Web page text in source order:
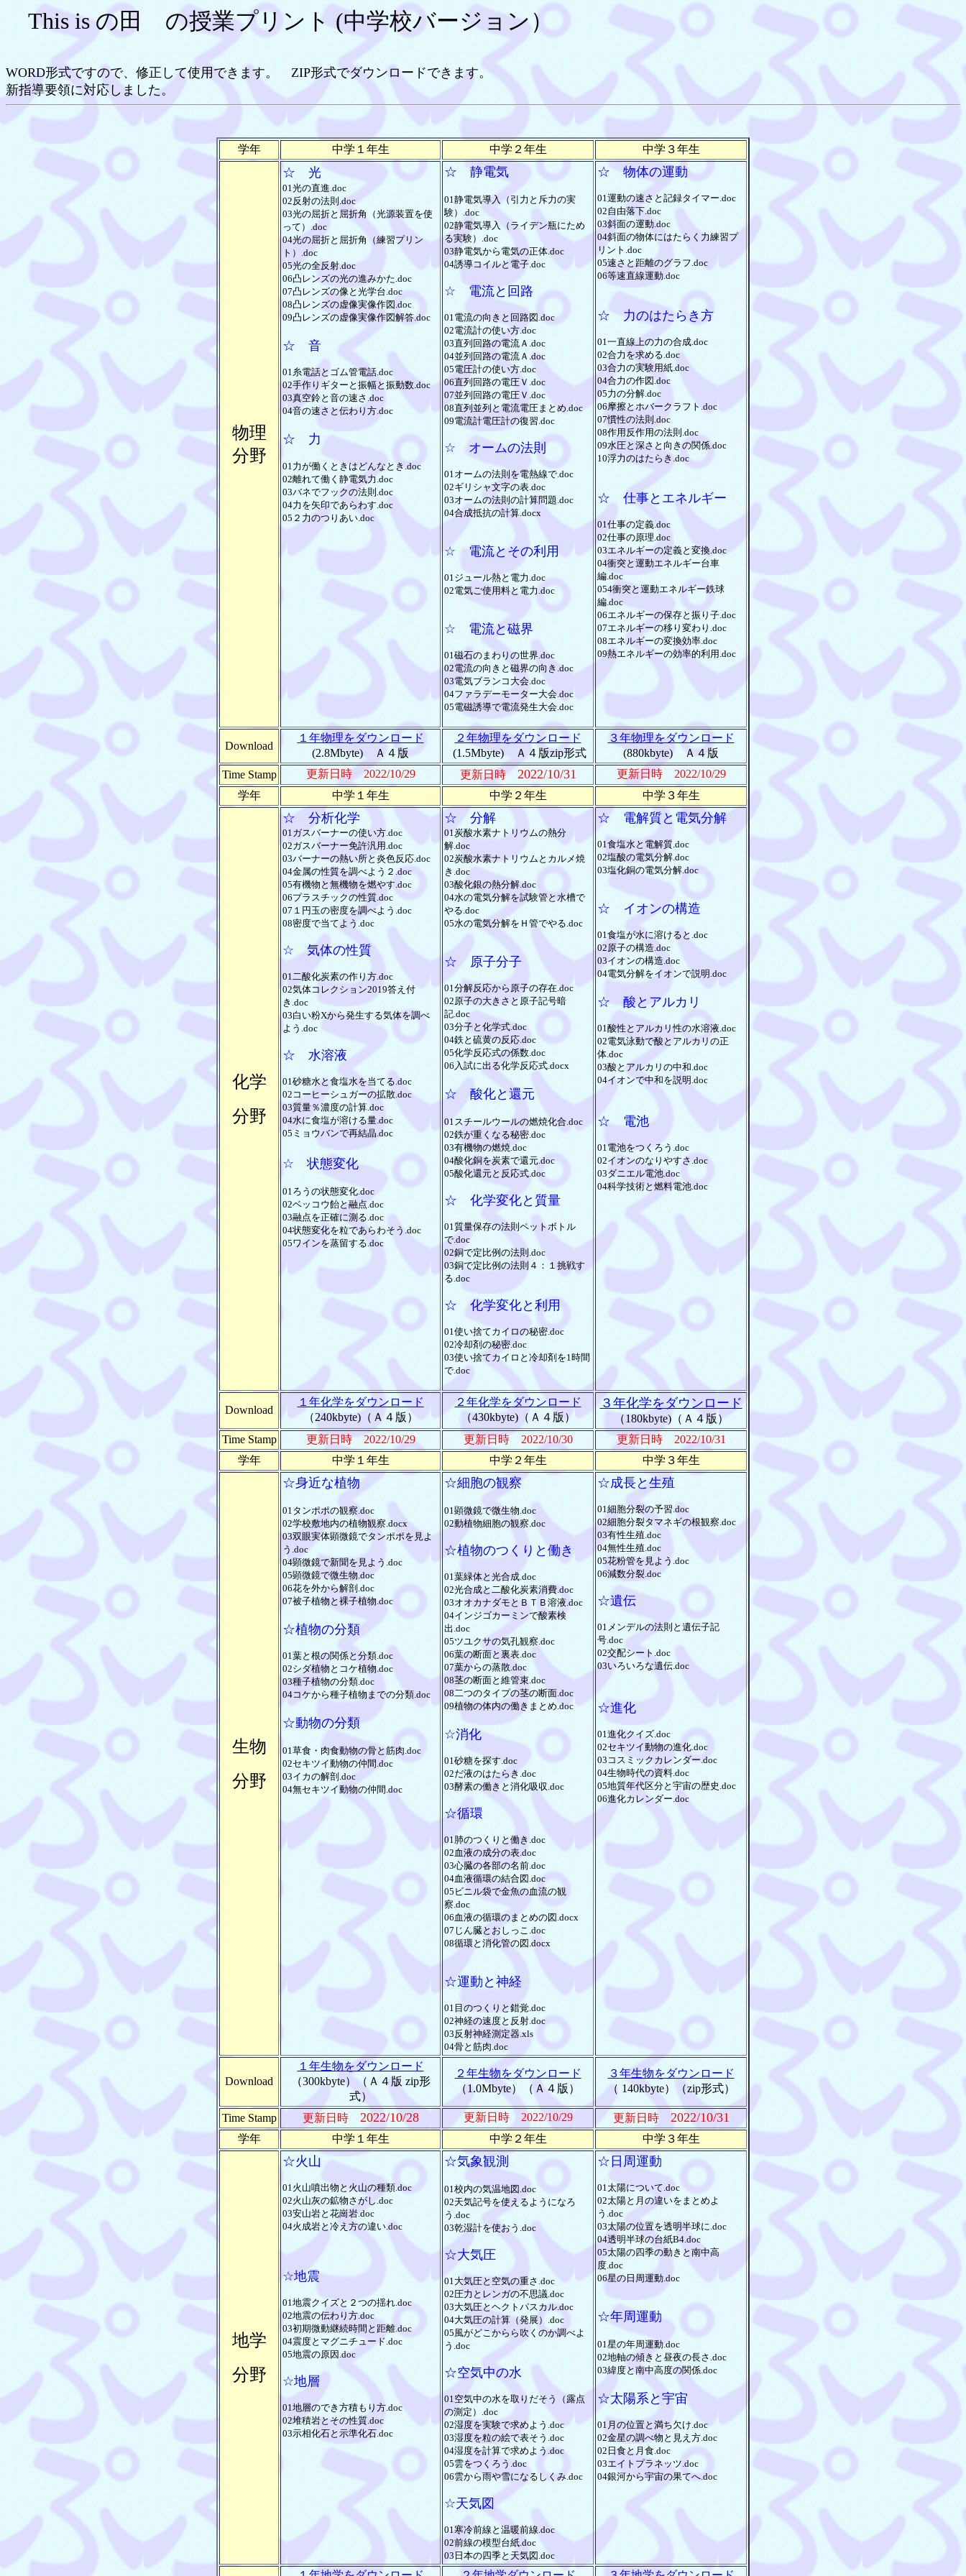
This is の田 の授業プリント (中学校バージョン）
WORD形式ですので、修正して使用できます。 ZIP形式でダウンロードできます。
新指導要領に対応しました。
学年 中学１年生 中学２年生 中学３年生
物理
分野
☆ 光
01光の直進.doc
02反射の法則.doc
03光の屈折と屈折角（光源装置を使
って）.doc
04光の屈折と屈折角（練習プリン
ト）.doc
05光の全反射.doc
06凸レンズの光の進みかた.doc
07凸レンズの像と光学台.doc
08凸レンズの虚像実像作図.doc
09凸レンズの虚像実像作図解答.doc
☆ 音
01糸電話とゴム管電話.doc
02手作りギターと振幅と振動数.doc
03真空鈴と音の速さ.doc
04音の速さと伝わり方.doc
☆ 力
01力が働くときはどんなとき.doc
02離れて働く静電気力.doc
03バネでフックの法則.doc
04力を矢印であらわす.doc
05２力のつりあい.doc
☆ 静電気
01静電気導入（引力と斥力の実
験）.doc
02静電気導入（ライデン瓶にため
る実験）.doc
03静電気から電気の正体.doc
04誘導コイルと電子.doc
☆ 電流と回路
01電流の向きと回路図.doc
02電流計の使い方.doc
03直列回路の電流Ａ.doc
04並列回路の電流Ａ.doc
05電圧計の使い方.doc
06直列回路の電圧Ｖ.doc
07並列回路の電圧Ｖ.doc
08直列並列と電流電圧まとめ.doc
09電流計電圧計の復習.doc
☆ オームの法則
01オームの法則を電熱線で.doc
02ギリシャ文字の表.doc
03オームの法則の計算問題.doc
04合成抵抗の計算.docx
☆ 電流とその利用
01ジュール熱と電力.doc
02電気ご使用料と電力.doc
☆ 電流と磁界
01磁石のまわりの世界.doc
02電流の向きと磁界の向き.doc
03電気ブランコ大会.doc
04ファラデーモーター大会.doc
05電磁誘導で電流発生大会.doc
☆ 物体の運動
01運動の速さと記録タイマー.doc
02自由落下.doc
03斜面の運動.doc
04斜面の物体にはたらく力練習プ
リント.doc
05速さと距離のグラフ.doc
06等速直線運動.doc
☆ 力のはたらき方
01一直線上の力の合成.doc
02合力を求める.doc
03合力の実験用紙.doc
04合力の作図.doc
05力の分解.doc
06摩擦とホバークラフト.doc
07慣性の法則.doc
08作用反作用の法則.doc
09水圧と深さと向きの関係.doc
10浮力のはたらき.doc
☆ 仕事とエネルギー
01仕事の定義.doc
02仕事の原理.doc
03エネルギーの定義と変換.doc
04衝突と運動エネルギー台車
編.doc
054衝突と運動エネルギー鉄球
編.doc
06エネルギーの保存と振り子.doc
07エネルギーの移り変わり.doc
08エネルギーの変換効率.doc
09熱エネルギーの効率的利用.doc
Download
１年物理をダウンロード
(2.8Mbyte) Ａ４版
２年物理をダウンロード
(1.5Mbyte) Ａ４版zip形式
３年物理をダウンロード
(880kbyte) Ａ４版
Time Stamp
更新日時 2022/10/29 更新日時 2022/10/31 更新日時 2022/10/29
学年
中学１年生 中学２年生 中学３年生
化学
分野
☆ 分析化学
01ガスバーナーの使い方.doc
02ガスバーナー免許汎用.doc
03バーナーの熱い所と炎色反応.doc
04金属の性質を調べよう２.doc
05有機物と無機物を燃やす.doc
06プラスチックの性質.doc
07１円玉の密度を調べよう.doc
08密度で当てよう.doc
☆ 気体の性質
01二酸化炭素の作り方.doc
02気体コレクション2019答え付
き.doc
03白い粉Xから発生する気体を調べ
よう.doc
☆ 水溶液
01砂糖水と食塩水を当てる.doc
02コーヒーシュガーの拡散.doc
03質量％濃度の計算.doc
04水に食塩が溶ける量.doc
05ミョウバンで再結晶.doc
☆ 状態変化
01ろうの状態変化.doc
02ベッコウ飴と融点.doc
03融点を正確に測る.doc
04状態変化を粒であらわそう.doc
05ワインを蒸留する.doc
☆ 分解
01炭酸水素ナトリウムの熱分
解.doc
02炭酸水素ナトリウムとカルメ焼
き.doc
03酸化銀の熱分解.doc
04水の電気分解を試験管と水槽で
やる.doc
05水の電気分解をＨ管でやる.doc
☆ 原子分子
01分解反応から原子の存在.doc
02原子の大きさと原子記号暗
記.doc
03分子と化学式.doc
04鉄と硫黄の反応.doc
05化学反応式の係数.doc
06入試に出る化学反応式.docx
☆ 酸化と還元
01スチールウールの燃焼化合.doc
02鉄が重くなる秘密.doc
03有機物の燃焼.doc
04酸化銅を炭素で還元.doc
05酸化還元と反応式.doc
☆ 化学変化と質量
01質量保存の法則ペットボトル
で.doc
02銅で定比例の法則.doc
03銅で定比例の法則４：１挑戦す
る.doc
☆ 化学変化と利用
01使い捨てカイロの秘密.doc
02冷却剤の秘密.doc
03使い捨てカイロと冷却剤を1時間
で.doc
☆ 電解質と電気分解
01食塩水と電解質.doc
02塩酸の電気分解.doc
03塩化銅の電気分解.doc
☆ イオンの構造
01食塩が水に溶けると.doc
02原子の構造.doc
03イオンの構造.doc
04電気分解をイオンで説明.doc
☆ 酸とアルカリ
01酸性とアルカリ性の水溶液.doc
02電気泳動で酸とアルカリの正
体.doc
03酸とアルカリの中和.doc
04イオンで中和を説明.doc
☆ 電池
01電池をつくろう.doc
02イオンのなりやすさ.doc
03ダニエル電池.doc
04科学技術と燃料電池.doc
Download
１年化学をダウンロード
（240kbyte)（Ａ４版）
２年化学をダウンロード
（430kbyte)（Ａ４版）
３年化学をダウンロード
（180kbyte)（Ａ４版）
Time Stamp
更新日時 2022/10/29 更新日時 2022/10/30
更新日時 2022/10/31
学年
中学１年生 中学２年生 中学３年生
生物
分野
☆身近な植物
01タンポポの観察.doc
02学校敷地内の植物観察.docx
03双眼実体顕微鏡でタンポポを見よ
う.doc
04顕微鏡で新聞を見よう.doc
05顕微鏡で微生物.doc
06花を外から解剖.doc
07被子植物と裸子植物.doc
☆植物の分類
01葉と根の関係と分類.doc
02シダ植物とコケ植物.doc
03種子植物の分類.doc
04コケから種子植物までの分類.doc
☆動物の分類
01草食・肉食動物の骨と筋肉.doc
02セキツイ動物の仲間.doc
03イカの解剖.doc
04無セキツイ動物の仲間.doc
☆細胞の観察
01顕微鏡で微生物.doc
02動植物細胞の観察.doc
☆植物のつくりと働き
01葉緑体と光合成.doc
02光合成と二酸化炭素消費.doc
03オオカナダモとＢＴＢ溶液.doc
04インジゴカーミンで酸素検
出.doc
05ツユクサの気孔観察.doc
06葉の断面と裏表.doc
07葉からの蒸散.doc
08茎の断面と維管束.doc
08二つのタイプの茎の断面.doc
09植物の体内の働きまとめ.doc
☆消化
01砂糖を探す.doc
02だ液のはたらき.doc
03酵素の働きと消化吸収.doc
☆循環
01肺のつくりと働き.doc
02血液の成分の表.doc
03心臓の各部の名前.doc
04血液循環の結合図.doc
05ビニル袋で金魚の血流の観
察.doc
06血液の循環のまとめの図.docx
07じん臓とおしっこ.doc
08循環と消化管の図.docx
☆運動と神経
01目のつくりと錯覚.doc
02神経の速度と反射.doc
03反射神経測定器.xls
04骨と筋肉.doc
☆成長と生殖
01細胞分裂の予習.doc
02細胞分裂タマネギの根観察.doc
03有性生殖.doc
04無性生殖.doc
05花粉管を見よう.doc
06減数分裂.doc
☆遺伝
01メンデルの法則と遺伝子記
号.doc
02交配シート.doc
03いろいろな遺伝.doc
☆進化
01進化クイズ.doc
02セキツイ動物の進化.doc
03コスミックカレンダー.doc
04生物時代の資料.doc
05地質年代区分と宇宙の歴史.doc
06進化カレンダー.doc
Download
１年生物をダウンロード
（300kbyte）（Ａ４版 zip形
式）
２年生物をダウンロード
（1.0Mbyte）（Ａ４版）
３年生物をダウンロード
（ 140kbyte）（zip形式）
Time Stamp 更新日時 2022/10/28 更新日時 2022/10/29 更新日時 2022/10/31
学年 中学１年生 中学２年生 中学３年生
地学
分野
☆火山
01火山噴出物と火山の種類.doc
02火山灰の鉱物さがし.doc
03安山岩と花崗岩.doc
04火成岩と冷え方の違い.doc
☆地震
01地震クイズと２つの揺れ.doc
02地震の伝わり方.doc
03初期微動継続時間と距離.doc
04震度とマグニチュード.doc
05地震の原因.doc
☆地層
01地層のでき方積もり方.doc
02堆積岩とその性質.doc
03示相化石と示準化石.doc
☆気象観測
01校内の気温地図.doc
02天気記号を使えるようになろ
う.doc
03乾湿計を使おう.doc
☆大気圧
01大気圧と空気の重さ.doc
02圧力とレンガの不思議.doc
03大気圧とヘクトパスカル.doc
04大気圧の計算（発展）.doc
05風がどこからら吹くのか調べよ
う.doc
☆空気中の水
01空気中の水を取りだそう（露点
の測定）.doc
02湿度を実験で求めよう.doc
03湿度を粒の絵で表そう.doc
04湿度を計算で求めよう.doc
05雲をつくろう.doc
06雲から雨や雪になるしくみ.doc
☆天気図
01寒冷前線と温暖前線.doc
02前線の模型台紙.doc
03日本の四季と天気図.doc
☆日周運動
01太陽について.doc
02太陽と月の違いをまとめよ
う.doc
03太陽の位置を透明半球に.doc
04透明半球の台紙B4.doc
05太陽の四季の動きと南中高
度.doc
06星の日周運動.doc
☆年周運動
01星の年周運動.doc
02地軸の傾きと昼夜の長さ.doc
03緯度と南中高度の関係.doc
☆太陽系と宇宙
01月の位置と満ち欠け.doc
02金星の調べ物と見え方.doc
02日食と月食.doc
03エイトプラネッツ.doc
04銀河から宇宙の果てへ.doc